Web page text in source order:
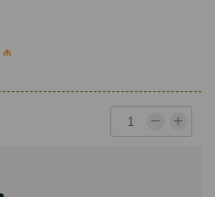
₼